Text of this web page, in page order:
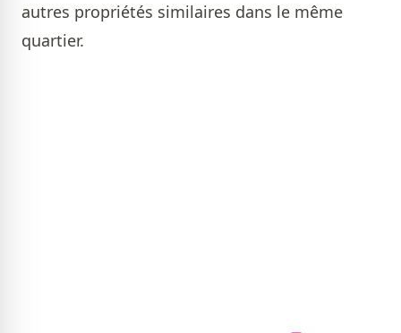
autres propriétés similaires dans le même
quartier.